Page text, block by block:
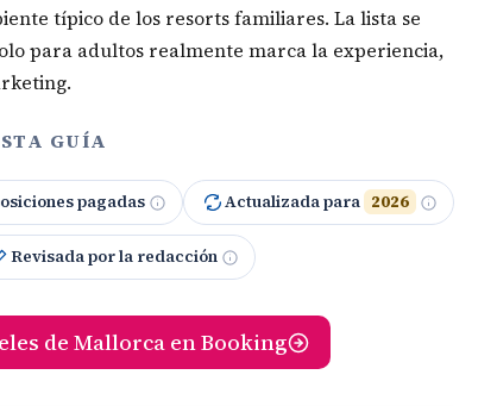
típico de los resorts familiares. La lista se
para adultos realmente marca la experiencia,
GUÍA
pagadas Actualizada para 2026
Revisada por la redacción
de Mallorca en Booking